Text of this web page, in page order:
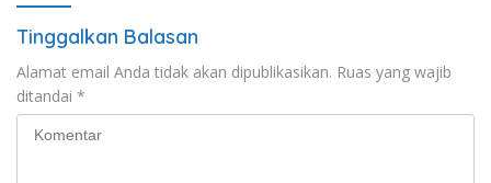
Tinggalkan Balasan
Alamat email Anda tidak akan dipublikasikan. Ruas yang wajib
ditandai *